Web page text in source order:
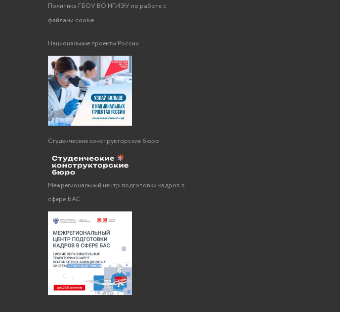
Политика ГБОУ ВО НГИЭУ по работе с
файлами cookie
Национальные проекты России
Студенческие конструкторские бюро
Межрегиональный центр подготовки кадров в
сфере БАС